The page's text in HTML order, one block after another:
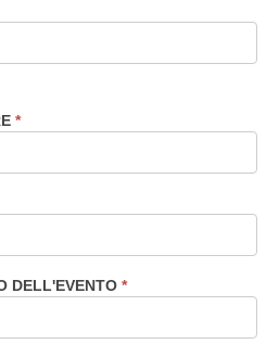
*
DELL'EVENTO *